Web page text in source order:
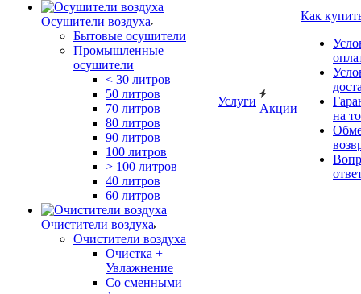
Осушители воздуха
Бытовые осушители
Промышленные
осушители
< 30 литров
50 литров
70 литров
80 литров
90 литров
100 литров
> 100 литров
40 литров
60 литров
Очистители воздуха
Очистители воздуха
Очистка +
Увлажнение
Cо сменными
Услуги
Акции
Как
на